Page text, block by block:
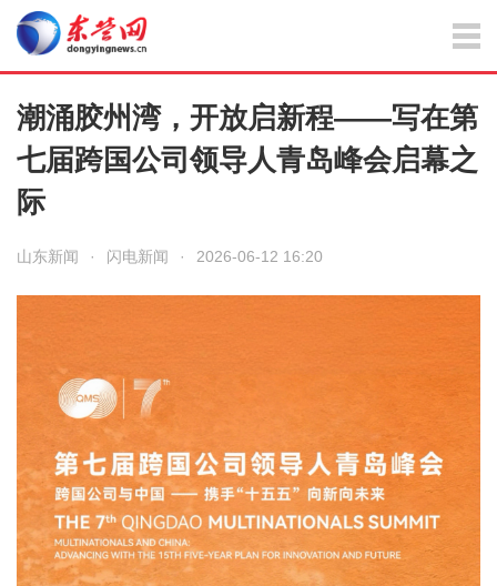
潮涌胶州湾，开放启新程——写在第
七届跨国公司领导人青岛峰会启幕之
际
山东新闻 · 闪电新闻 · 2026-06-12 16:20